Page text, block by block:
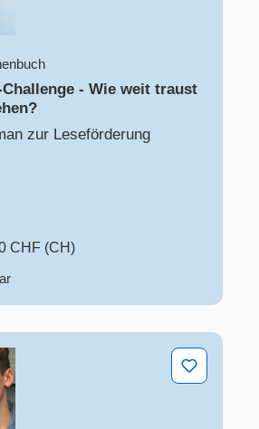
Challenge - Wie weit traust
zur Leseförderung
CHF (CH)
sein wie die?!